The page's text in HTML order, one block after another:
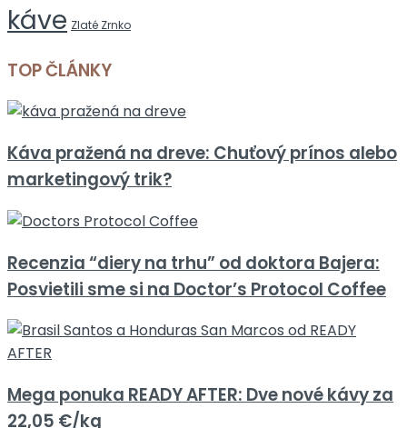
káve Zlaté Zrnko
TOP ČLÁNKY
Káva pražená na dreve: Chuťový prínos alebo
marketingový trik?
Recenzia “diery na trhu” od doktora Bajera:
Posvietili sme si na Doctor’s Protocol Coffee
Mega ponuka READY AFTER: Dve nové kávy za
22,05 €/kg